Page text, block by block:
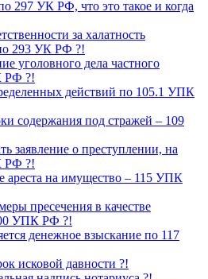
297 УК РФ, что это такое и когда
за халатность
293 УК РФ ?!
уголовного дела частного
РФ ?!
действий по 105.1 УПК
содержания под стражей – 109
заявление о преступлении, на
РФ ?!
ареста на имущество – 115 УПК
пресечения в качестве
УПК РФ ?!
денежное взыскание по 117
исковой давности ?!